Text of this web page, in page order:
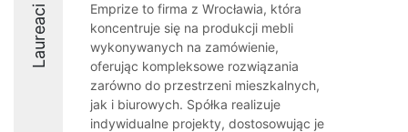
Laureaci
Emprize to firma z Wrocławia, która
koncentruje się na produkcji mebli
wykonywanych na zamówienie,
oferując kompleksowe rozwiązania
zarówno do przestrzeni mieszkalnych,
jak i biurowych. Spółka realizuje
indywidualne projekty, dostosowując je